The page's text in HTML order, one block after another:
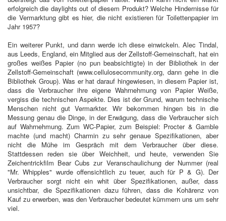
erfolgreich die daylights out of diesem Produkt? Welche Hindernisse für
die Vermarktung gibt es hier, die nicht existieren für Toilettenpapier im
Jahr 1957?
Ein weiterer Punkt, und dann werde ich diese einwickeln. Alec Tindal,
aus Leeds, England, ein Mitglied aus der Zellstoff-Gemeinschaft, hat ein
großes weißes Papier (no pun beabsichtigte) in der Bibliothek in der
Zellstoff-Gemeinschaft (www.cellulosecommunity.org, dann gehe in die
Bibliothek Group). Was er hat darauf hingewiesen, in diesem Papier ist,
dass die Verbraucher ihre eigene Wahrnehmung von Papier Weiße,
vergiss die technischen Aspekte. Dies ist der Grund, warum technische
Menschen nicht gut Vermarkter. Wir bekommen hingen bis in die
Messung genau die Dinge, in der Erwägung, dass die Verbraucher sich
auf Wahrnehmung. Zum WC-Papier, zum Beispiel: Procter & Gamble
machte (und macht) Charmin zu sehr genaue Spezifikationen, aber
nicht die Mühe im Gespräch mit dem Verbraucher über diese.
Stattdessen reden sie über Weichheit, und heute, verwenden Sie
Zeichentrickfilm Bear Cubs zur Veranschaulichung der Nummer (real
"Mr. Whipples" wurde offensichtlich zu teuer, auch für P & G). Der
Verbraucher sorgt nicht ein whit über Spezifikationen, außer, dass
unsichtbar, die Spezifikationen dazu führen, dass die Kohärenz von
Kauf zu erwerben, was den Verbraucher bedeutet kümmern uns um sehr
viel.